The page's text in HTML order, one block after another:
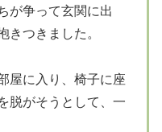
が争って玄関に出
きつきました。
屋に入り、椅子に座
脱がそうとして、一